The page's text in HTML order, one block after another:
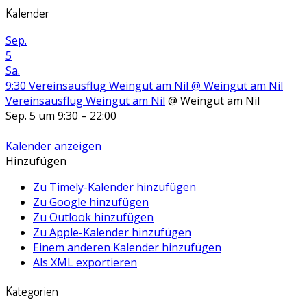
Kalender
Sep.
5
Sa.
9:30 Vereinsausflug Weingut am Nil @ Weingut am Nil
Vereinsausflug Weingut am Nil @ Weingut am Nil
Sep. 5 um 9:30 – 22:00
Kalender anzeigen
Hinzufügen
Zu Timely-Kalender hinzufügen
Zu Google hinzufügen
Zu Outlook hinzufügen
Zu Apple-Kalender hinzufügen
Einem anderen Kalender hinzufügen
Als XML exportieren
Kategorien